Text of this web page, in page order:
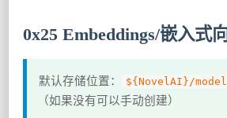
0x25 Embeddings/嵌入式
默认存储位置： ${NovelAI}/
（如果没有可以手动创建）